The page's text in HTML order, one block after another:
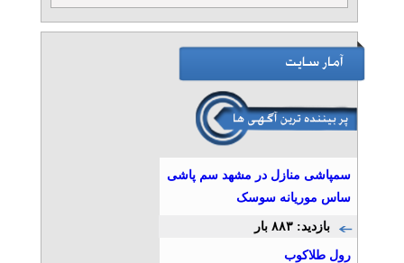
سمپاشی منازل در مشهد سم پاشی
ساس موریانه سوسک
بازدید: ۸۸۳ بار
رول طلاکوب